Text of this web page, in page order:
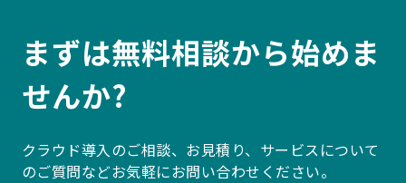
まずは無料相談から始めま
せんか?
クラウド導入のご相談、お見積り、サービスについて
のご質問などお気軽にお問い合わせください。